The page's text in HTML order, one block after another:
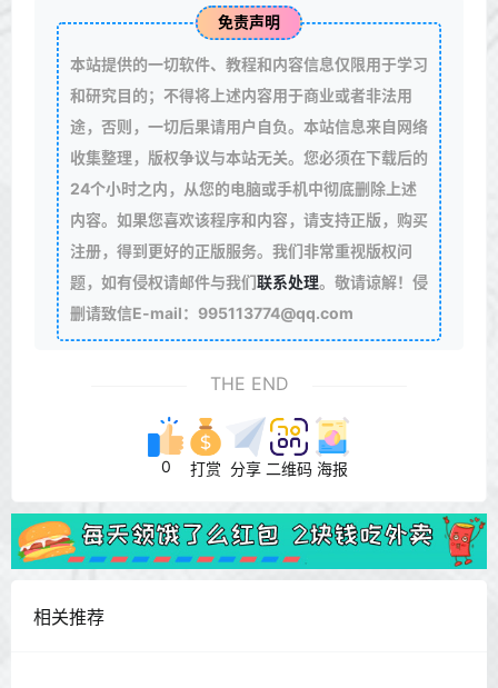
免责声明
本站提供的一切软件、教程和内容信息仅限用于学习
和研究目的；不得将上述内容用于商业或者非法用
途，否则，一切后果请用户自负。本站信息来自网络
收集整理，版权争议与本站无关。您必须在下载后的
24个小时之内，从您的电脑或手机中彻底删除上述
内容。如果您喜欢该程序和内容，请支持正版，购买
注册，得到更好的正版服务。我们非常重视版权问
题，如有侵权请邮件与我们联系处理。敬请谅解！侵
删请致信E-mail：995113774@qq.com
THE END
0 打赏 分享 二维码 海报
相关推荐